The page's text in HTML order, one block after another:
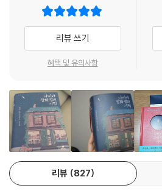
고의 작품답게 명불허전의 짜릿한 쾌감을
고정 독자를 충분히 매료시킨다.
아무도 살지 않는 오래된 잡화점에서 벌어
주고받는다는 설정 때문에 판타지 색채가
각각의 이야기와 등장인물을 하나의 연결
한다.
×× 시 외곽에 자리한 나미야 잡화점은 30여
이다. 어느 날 이곳에 삼인조 좀도둑들이 숨
동복지시설에서 함께 자란 친구 사이로 몇
눈을 피해 달아나던 참이었다. 인적이 드문
리뷰 쓰기
혜택 및 유의사항
리뷰 827